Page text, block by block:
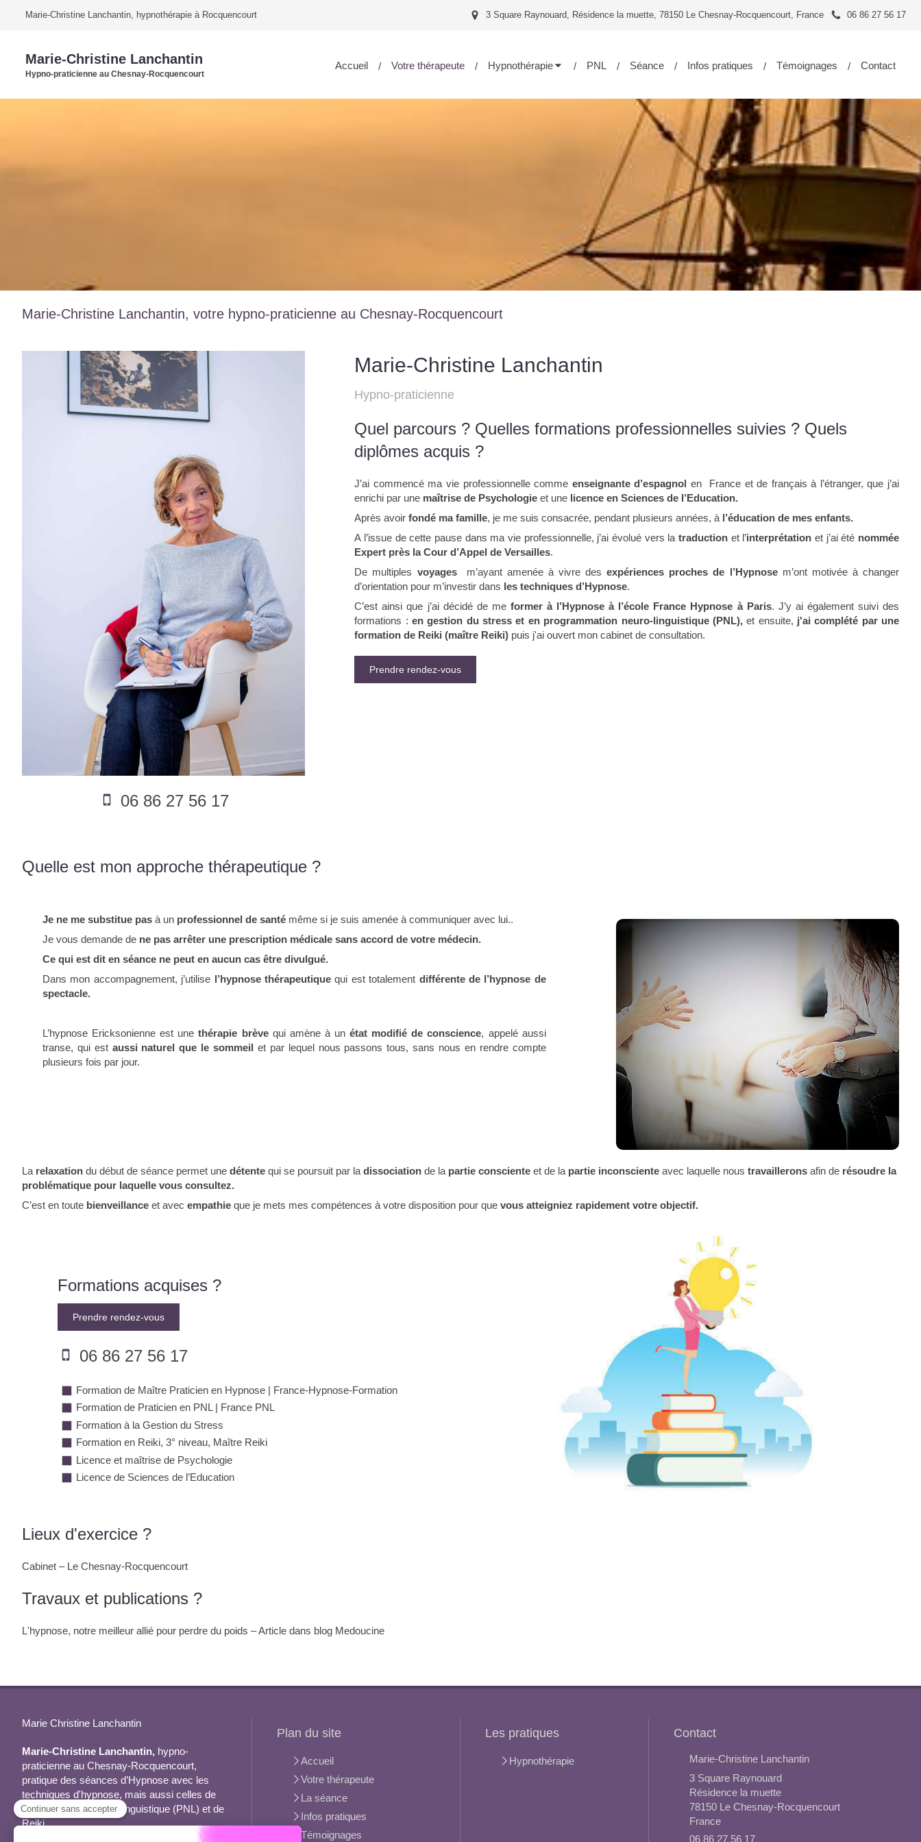
Marie-Christine Lanchantin, hypnothérapie à Rocquencourt 06 86 27 56 17
3 Square Raynouard, Résidence la muette, 78150 Le Chesnay-Rocquencourt, France
Accueil Votre thérapeute Hypnothérapie PNL Séance Infos pratiques Témoignages Contact
Marie-Christine Lanchantin
Hypno-praticienne au Chesnay-Rocquencourt
Marie-Christine Lanchantin, votre hypno-praticienne au Chesnay-Rocquencourt
06 86 27 56 17
Marie-Christine Lanchantin
Hypno-praticienne
Quel parcours ? Quelles formations professionnelles suivies ? Quels
diplômes acquis ?
J’ai commencé ma vie professionnelle comme enseignante d’espagnol en France et de français à l’étranger, que j’ai
enrichi par une maîtrise de Psychologie et une licence en Sciences de l’Education.
Après avoirfondé ma famille, je me suis consacrée, pendant plusieurs années, à l’éducation de mes enfants.
A l’issue de cette pause dans ma vie professionnelle, j’ai évolué vers la traduction et l’interprétation et j’ai été nommée
Expert près la Cour d’Appel de Versailles.
De multiples voyagesm’ayant amenée à vivre desexpériences proches de l’Hypnosem’ont motivée à changer
d’orientation pour m’investir dans les techniques d’Hypnose.
C’est ainsi que j’ai décidé de me former à l’Hypnose à l’école France Hypnose à Paris. J’y ai également suivi des
formations :en gestion du stress et en programmation neuro-linguistique (PNL),et ensuite, j'ai complété par une
formation de Reiki (maître Reiki) puis j'ai ouvert mon cabinet de consultation.
Prendre rendez-vous
Quelle est mon approche thérapeutique ?
Je ne me substitue pas à un professionnel de santé même si je suis amenée à communiquer avec lui..
Je vous demande de ne pas arrêter une prescription médicale sans accord de votre médecin.
Ce qui est dit en séance ne peut en aucun cas être divulgué.
Dans mon accompagnement, j’utilise l’hypnose thérapeutiquequi est totalement différente de l’hypnose de
spectacle.
L’hypnose Ericksonienne est unethérapie brèvequi amène à unétat modifié de conscience, appelé aussi
transe, qui est aussi naturel que le sommeil et par lequel nous passons tous, sans nous en rendre compte
plusieurs fois par jour.
La relaxation du début de séance permet une détente qui se poursuit par la dissociation de la partie consciente et de la partie inconsciente avec laquelle nous travaillerons afin de résoudre la
problématique pour laquelle vous consultez.
C’est en toute bienveillance et avec empathie que je mets mes compétences à votre disposition pour que vous atteigniez rapidement votre objectif.
Formations acquises ?
Prendre rendez-vous
06 86 27 56 17
Formation de Maître Praticien en Hypnose | France-Hypnose-Formation
Formation de Praticien en PNL | France PNL
Formation à la Gestion du Stress
Formation en Reiki, 3° niveau, Maître Reiki
Licence et maîtrise de Psychologie
Licence de Sciences de l’Education
Lieux d'exercice ?
Cabinet – Le Chesnay-Rocquencourt
Travaux et publications ?
L'hypnose, notre meilleur allié pour perdre du poids – Article dans blog Medoucine
Marie Christine Lanchantin
Marie-Christine Lanchantin, hypno-
praticienne au Chesnay-Rocquencourt,
pratique des séances d’Hypnose avec les
techniques d'hypnose, mais aussi celles de
programmation neuro linguistique (PNL) et de
Reiki.
Plan du site
Accueil
Votre thérapeute
La séance
Infos pratiques
Témoignages
Les pratiques
Hypnothérapie
Contact
Marie-Christine Lanchantin
3 Square Raynouard
Résidence la muette
78150 Le Chesnay-Rocquencourt
France
06 86 27 56 17